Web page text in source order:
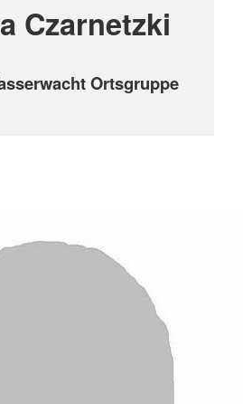
Czarnetzki
Ortsgruppe